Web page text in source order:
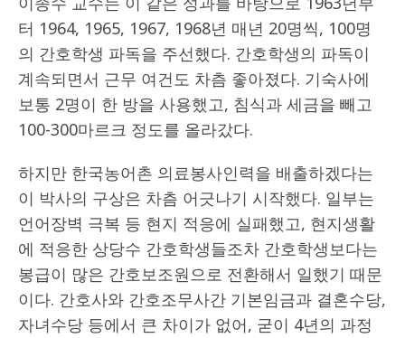
터 1964, 1965, 1967, 1968년 매년 20명씩, 100명
의 간호학생 파독을 주선했다. 간호학생의 파독이
계속되면서 근무 여건도 차츰 좋아졌다. 기숙사에
보통 2명이 한 방을 사용했고, 침식과 세금을 빼고
100-300마르크 정도를 올라갔다.
하지만 한국농어촌 의료봉사인력을 배출하겠다는
이 박사의 구상은 차츰 어긋나기 시작했다. 일부는
언어장벽 극복 등 현지 적응에 실패했고, 현지생활
에 적응한 상당수 간호학생들조차 간호학생보다는
봉급이 많은 간호보조원으로 전환해서 일했기 때문
이다. 간호사와 간호조무사간 기본임금과 결혼수당,
자녀수당 등에서 큰 차이가 없어, 굳이 4년의 과정